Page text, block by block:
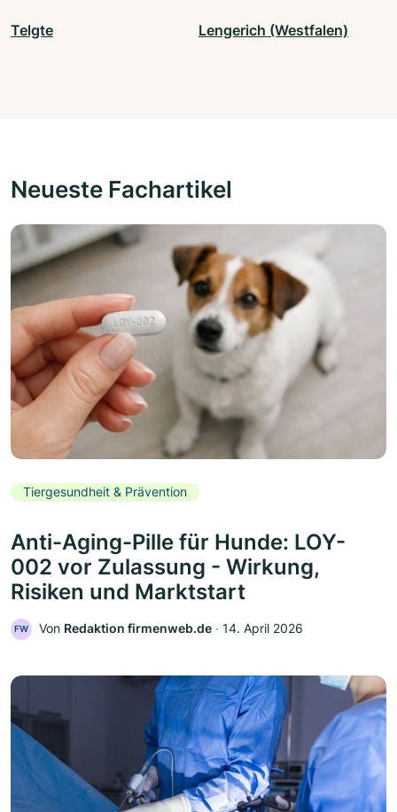
Telgte Lengerich (Westfalen)
Neueste Fachartikel
Tiergesundheit & Prävention
Anti-Aging-Pille für Hunde: LOY-
002 vor Zulassung - Wirkung,
Risiken und Marktstart
FW Von Redaktion firmenweb.de ‧ 14. April 2026